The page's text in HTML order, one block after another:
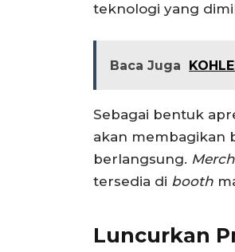
teknologi yang
Baca Juga
Sebagai bentuk
akan membagikan
berlangsung.
tersedia di booth
Luncurkan